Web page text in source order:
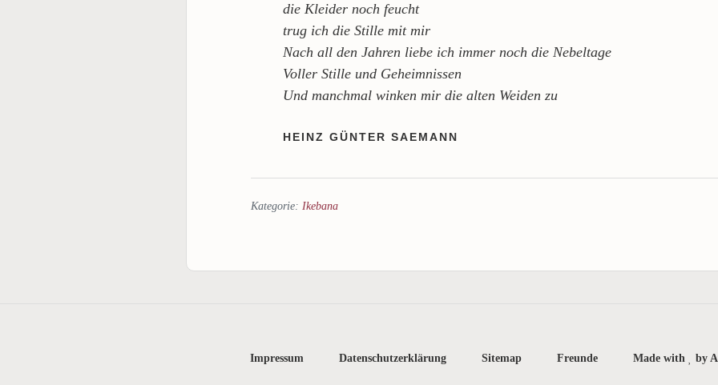
die Kleider noch feucht
trug ich die Stille mit mir
Nach all den Jahren liebe ich immer noch die Nebeltage
Voller Stille und Geheimnissen
Und manchmal winken mir die alten Weiden zu
HEINZ GÜNTER SAEMANN
Kategorie: Ikebana
Impressum Datenschutzerklärung Sitemap Freunde Made with by